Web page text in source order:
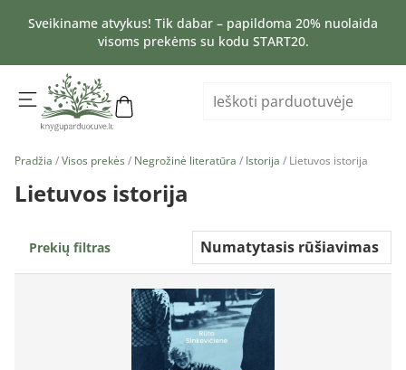
Sveikiname atvykus! Tik dabar – papildoma 20% nuolaida
visoms prekėms su kodu START20.
Pradžia /Visos prekės / Negrožinė literatūra / Istorija / Lietuvos istorija
Lietuvos istorija
Prekių filtras